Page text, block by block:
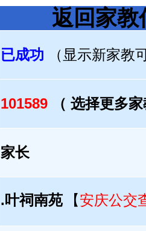
返回家教
已成功 （显示新家教
101589 （ 选择更多
家长
.叶祠南苑 【安庆公交